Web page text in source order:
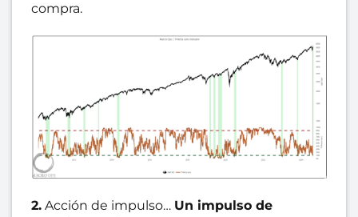
compra.
2. Acción de impulso… Un impulso de